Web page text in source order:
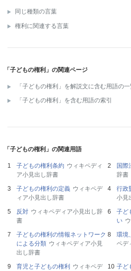
同じ種類の言葉
権利に関連する言葉
「子どもの権利」の関連ページ
「子どもの権利」を解説文に含む用語の
「子どもの権利」を含む用語の索引
「子どもの権利」の関連用語
子どもの権利条約 ウィキペディ
ア小見出し辞書
国際
辞書
子どもの権利の定義 ウィキペデ
ィア小見出し辞書
行政
小見
反対 ウィキペディア小見出し辞
書
子ど
い
子どもの権利の情報ネットワーク
による分類 ウィキペディア小見
出し辞書
環境
ペデ
育児と子どもの権利
ウィキペデ
子ど